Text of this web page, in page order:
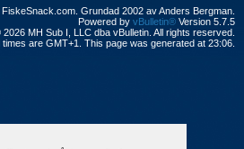
Grundad 2002 av Anders Bergman.
Powered by vBulletin® Version 5.7.5
MH Sub I, LLC dba vBulletin. All rights reserved.
times are GMT+1. This page was generated at 23:06.